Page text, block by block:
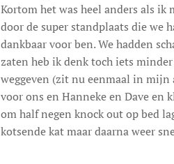
Kortom het was heel anders als ik
door de super standplaats die we
dankbaar voor ben. We hadden
zaten heb ik denk toch iets
weggeven (zit nu eenmaal in mijn
voor ons en Hanneke en Dave en
om half negen knock out op bed
kotsende kat maar daarna weer